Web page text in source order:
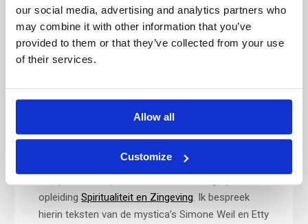
our social media, advertising and analytics partners who
may combine it with other information that you’ve
provided to them or that they’ve collected from your use
of their services.
Allow all
Customize
een verzoek te doen aan iemand anders. Dat
luistert dus nauw. Dat is ook soms wel de kritiek
van studenten op deze methode, dat je de taal er
zo goed voor moet beheersen. Toch is het nuttig
niet alleen voor professionele settings maar ook
Tot slot geef ik momenteel ook een module binnen
opleidingSpiritualiteit en Zingeving. Ik bespreek
hierin teksten van de mystica’s Simone Weil en Etty